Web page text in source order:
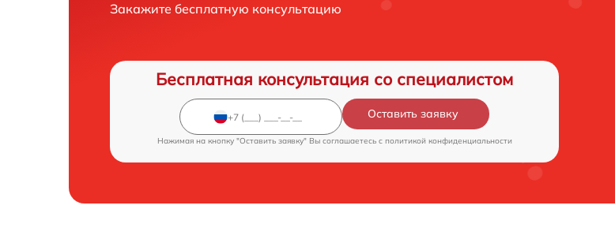
Закажите бесплатную консультацию
Бесплатная консультация со специалистом
Оставить заявку
Нажимая на кнопку "Оставить заявку" Вы соглашаетесь c политикой конфиденциальности